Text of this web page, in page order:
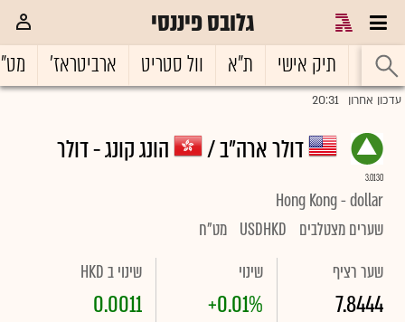
גלובס פיננסי
ראשי תיק אישי ת"א וול סטריט ארביטראז'
עדכון אחרון 20:31
דולר ארה"ב / הונג קונג - דולר
3.0130
Hong Kong - dollar
שערים מצטלבים
USDHKD מט"ח
שער רציף
7.8444
שינוי
+0.01%
שינוי ב HKD
0.0011